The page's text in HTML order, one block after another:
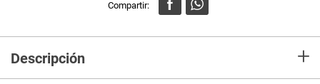
Descripción +